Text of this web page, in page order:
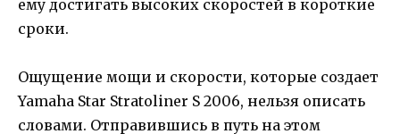
ему достигать высоких скоростей в короткие
сроки.
Ощущение мощи и скорости, которые создает
Yamaha Star Stratoliner S 2006, нельзя описать
словами. Отправившись в путь на этом